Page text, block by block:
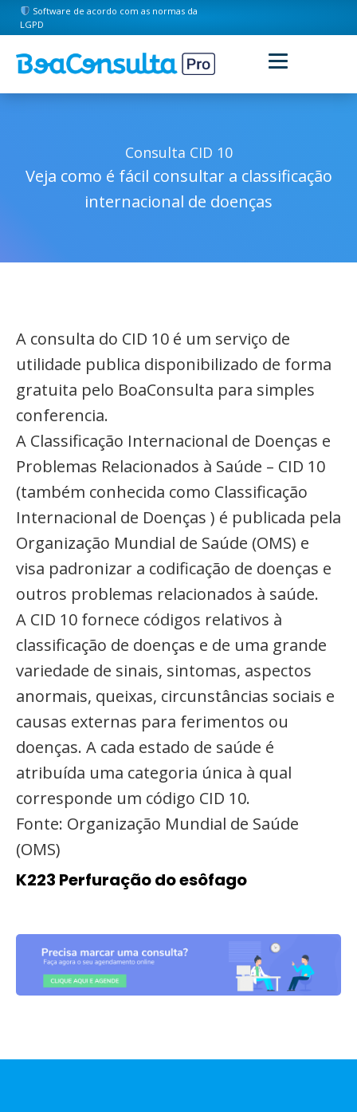
Software de acordo com as normas da
LGPD
Consulta CID 10
Veja como é fácil consultar a classificação
internacional de doenças
A consulta do CID 10 é um serviço de
utilidade publica disponibilizado de forma
gratuita pelo BoaConsulta para simples
conferencia.
A Classificação Internacional de Doenças e
Problemas Relacionados à Saúde – CID 10
(também conhecida como Classificação
Internacional de Doenças ) é publicada pela
Organização Mundial de Saúde (OMS) e
visa padronizar a codificação de doenças e
outros problemas relacionados à saúde.
A CID 10 fornece códigos relativos à
classificação de doenças e de uma grande
variedade de sinais, sintomas, aspectos
anormais, queixas, circunstâncias sociais e
causas externas para ferimentos ou
doenças. A cada estado de saúde é
atribuída uma categoria única à qual
corresponde um código CID 10.
Fonte: Organização Mundial de Saúde
(OMS)
K223 Perfuração do esôfago